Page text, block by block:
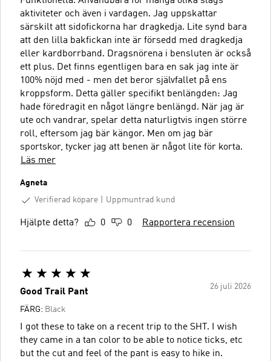
aktiviteter och även i vardagen. Jag uppskattar
särskilt att sidofickorna har dragkedja. Lite synd bara
att den lilla bakfickan inte är försedd med dragkedja
eller kardborrband. Dragsnörena i bensluten är också
ett plus. Det finns egentligen bara en sak jag inte är
100% nöjd med - men det beror självfallet på ens
kroppsform. Detta gäller specifikt benlängden: Jag
hade föredragit en något längre benlängd. När jag är
ute och vandrar, spelar detta naturligtvis ingen större
roll, eftersom jag bär kängor. Men om jag bär
sportskor, tycker jag att benen är något lite för korta.
Läs mer
Agneta
Verifierad köpare
Uppmuntrad kund
Hjälpte detta? 0 0 Rapportera recension
26 juli 2026
Good Trail Pant
FÄRG: Black
I got these to take on a recent trip to the SHT. I wish
they came in a tan color to be able to notice ticks, etc
but the cut and feel of the pant is easy to hike in.